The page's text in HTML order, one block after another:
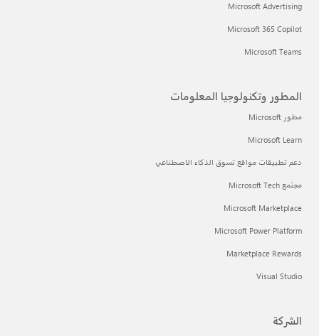
Microsoft Advertising
Microsoft 365 Copilot
Microsoft Teams
المطور وتكنولوجيا المعلومات
مطور Microsoft
Microsoft Learn
دعم تطبيقات مواقع تسوق الذكاء الاصطناعي
مجتمع Microsoft Tech
Microsoft Marketplace
Microsoft Power Platform
Marketplace Rewards
Visual Studio
الشركة